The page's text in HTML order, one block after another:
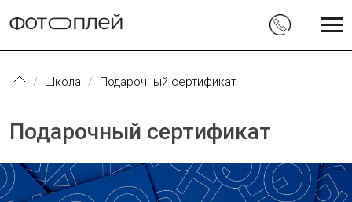
Школа Подарочный сертификат
Подарочный сертификат